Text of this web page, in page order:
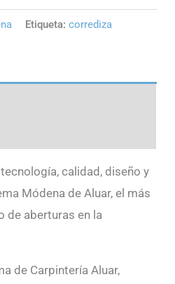
Etiqueta:corrediza
calidad, diseño y
Módena de Aluar, el más
de aberturas en la
de Carpintería Aluar,